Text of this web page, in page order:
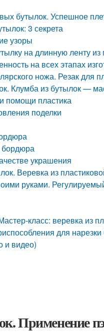
бутылок. Успешное
3 секрета
узоры
на длинную ленту из
на всех этапах
ножа. Резак для
Клумба из бутылок —
помощи пластика
поделки
бордюра
украшения
Веревка из
руками.
класс: веревка из
для
и видео)
Применение